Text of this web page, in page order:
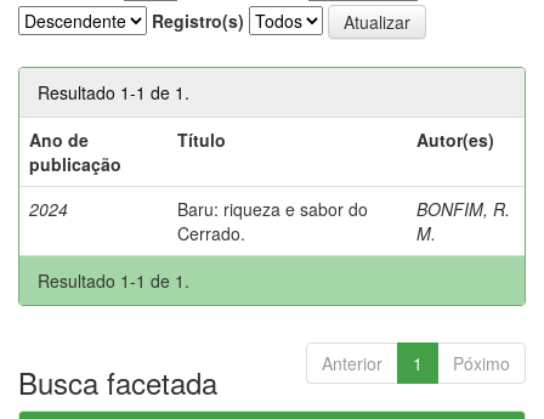
Registro(s)
Resultado 1-1 de 1.
Ano de
publicação
Título Autor(es)
2024
Baru: riqueza e sabor do
Cerrado.
BONFIM, R.
M.
Resultado 1-1 de 1.
Anterior 1 Póximo
Busca facetada